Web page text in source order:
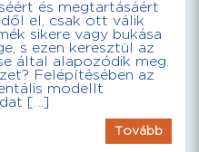
és megtartásáért
el, csak ott válik
sikere vagy bukása
s ezen keresztül az
által alapozódik meg.
Felépítésében az
modellt
[…]
Tovább